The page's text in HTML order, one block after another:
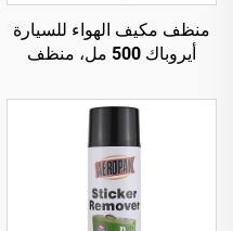
منظف مكيف الهواء للسيارة
أيروباك 500 مل، منظف